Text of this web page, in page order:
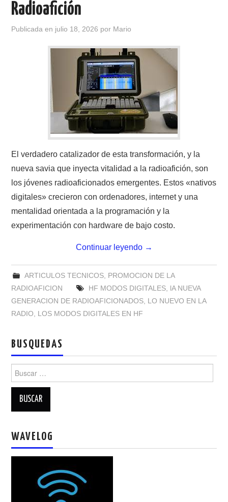
PROPAGACIÓN
SALÓN DE LA FAMA DEL CRECJ
SOLICITUD DE INGRESO
SOTA Y POTA
WAVELOG
AUTENTIFICACIÓN DE MIEMBROS DEL
CRECJ
MUMLA APP ( MUY FÁCIL )
Radioafición
Publicada en julio 18, 2026 por Mario
El verdadero catalizador de esta transformación, y la
nueva savia que inyecta vitalidad a la radioafición, son
los jóvenes radioaficionados emergentes. Estos «nativos
digitales» crecieron con ordenadores, internet y una
mentalidad orientada a la programación y la
experimentación con hardware de bajo costo.
Continuar leyendo →
ARTICULOS TECNICOS, PROMOCION DE LA
RADIOAFICION
HF MODOS DIGITALES, lA NUEVA
GENERACION DE RADIOAFICIONADOS, LO NUEVO EN LA
RADIO, LOS MODOS DIGITALES EN HF
BUSQUEDAS
Buscar:
WAVELOG